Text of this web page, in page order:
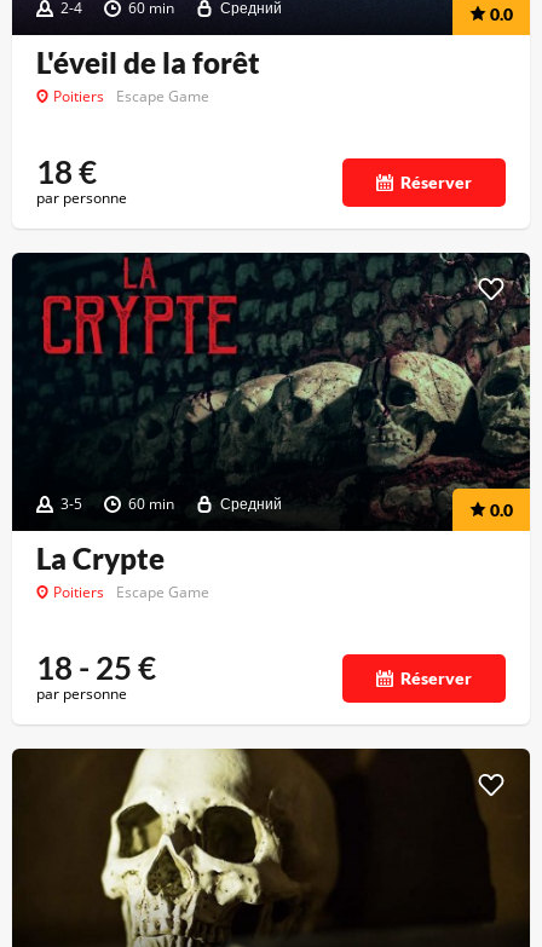
2-4 60 min Средний 0.0
L'éveil de la forêt
Poitiers Escape Game
18€
par personne
Réserver
3-5 60 min Средний 0.0
La Crypte
Poitiers Escape Game
18 - 25€
par personne
Réserver